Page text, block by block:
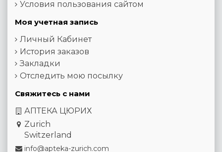
Условия пользования сайтом
Моя учетная запись
Личный Кабинет
История заказов
Закладки
Отследить мою посылку
Свяжитесь с нами
АПТЕКА ЦЮРИХ
Zurich
Switzerland
info@apteka-zurich.com